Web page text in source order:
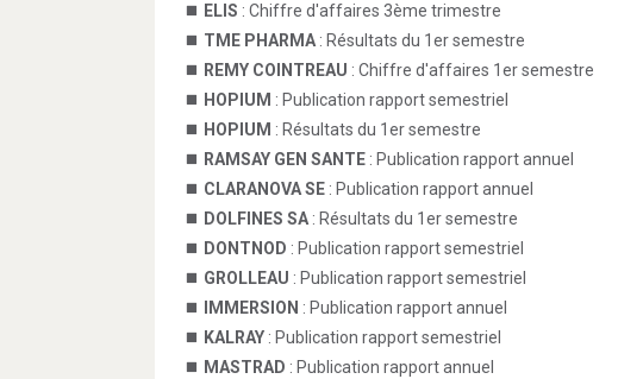
ELIS : Chiffre d'affaires 3ème trimestre
TME PHARMA : Résultats du 1er semestre
REMY COINTREAU : Chiffre d'affaires 1er semestre
HOPIUM : Publication rapport semestriel
HOPIUM : Résultats du 1er semestre
RAMSAY GEN SANTE : Publication rapport annuel
CLARANOVA SE : Publication rapport annuel
DOLFINES SA : Résultats du 1er semestre
DONTNOD : Publication rapport semestriel
GROLLEAU : Publication rapport semestriel
IMMERSION : Publication rapport annuel
KALRAY : Publication rapport semestriel
MASTRAD : Publication rapport annuel